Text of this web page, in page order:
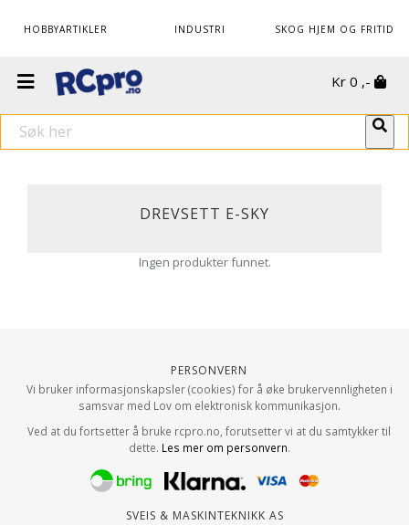
HOBBYARTIKLER INDUSTRI SKOG HJEM OG FRITID
Kr 0 ,-
DREVSETT E-SKY
Ingen produkter funnet.
Personvern
Vi bruker informasjonskapsler (cookies) for å øke brukervennligheten i
samsvar med Lov om elektronisk kommunikasjon.
Ved at du fortsetter å bruke rcpro.no, forutsetter vi at du samtykker til
dette. Les mer om personvern.
Sveis & Maskinteknikk AS